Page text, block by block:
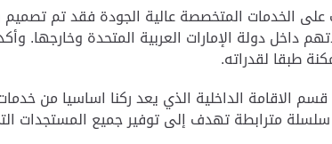
داخل دولة الإمارات العربية المتحدة وخارجها.
طبقا لقدراته.
الاقامة الداخلية الذي يعد ركنا اساسيا من
سلسلة مترابطة تهدف إلى توفير جميع المستجدات